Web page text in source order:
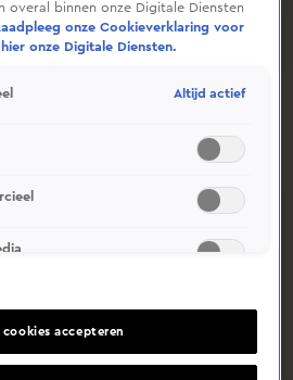
op je huidige locatie
overal binnen onze Digitale Diensten
onze Cookieverklaring voor
onze Digitale Diensten.
Altijd actief
cookies accepteren